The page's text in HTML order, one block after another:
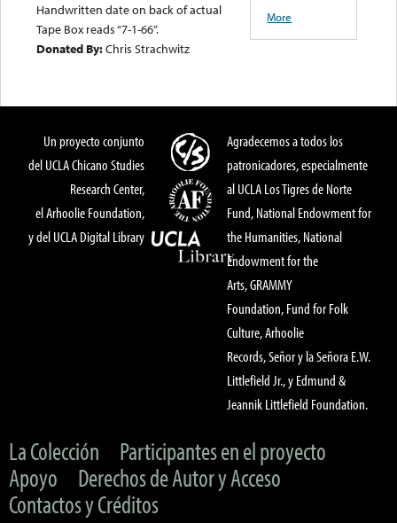
Handwritten date on back of actual
Tape Box reads “7-1-66”.
Donated By:Chris Strachwitz
More
Un proyecto conjunto
del UCLA Chicano Studies
Research Center,
el Arhoolie Foundation,
y del UCLA Digital Library
Agradecemos a todos los
patronicadores, especialmente
al UCLA Los Tigres de Norte
Fund, National Endowment for
the Humanities, National
Endowment for the
Arts, GRAMMY
Foundation, Fund for Folk
Culture, Arhoolie
Records, Señor y la Señora E.W.
Littlefield Jr., y Edmund &
Jeannik Littlefield Foundation.
La Colección
Participantes en el proyecto
Apoyo
Derechos de Autor y Acceso
Contactos y Créditos